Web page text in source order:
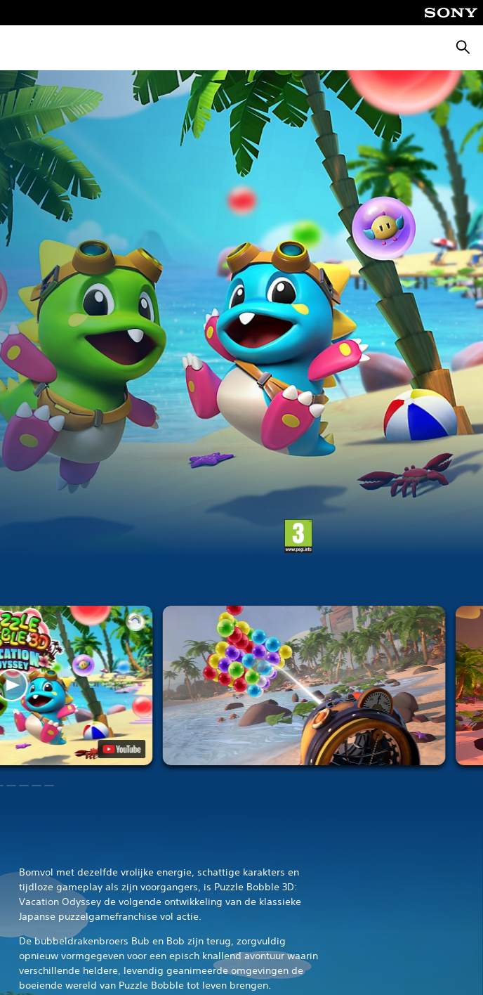
Bomvol met dezelfde vrolijke energie, schattige karakters en
tijdloze gameplay als zijn voorgangers, is Puzzle Bobble 3D:
Vacation Odyssey de volgende ontwikkeling van de klassieke
Japanse puzzelgamefranchise vol actie.
De bubbeldrakenbroers Bub en Bob zijn terug, zorgvuldig
opnieuw vormgegeven voor een episch knallend avontuur waarin
verschillende heldere, levendig geanimeerde omgevingen de
boeiende wereld van Puzzle Bobble tot leven brengen.